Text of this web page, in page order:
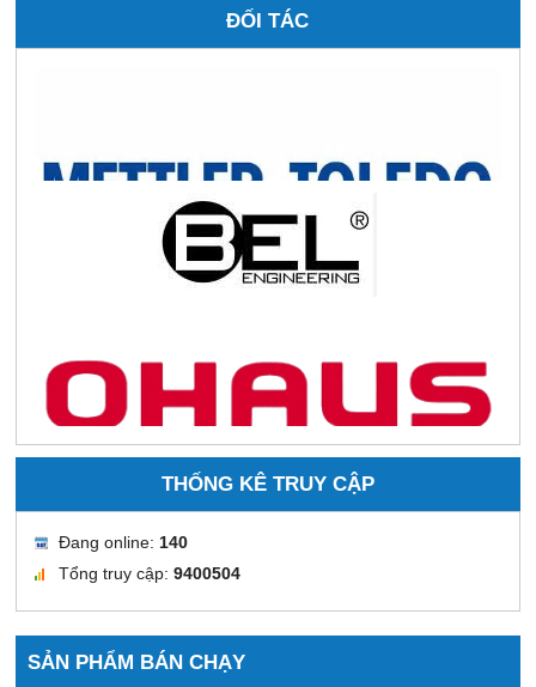
ĐỐI TÁC
THỐNG KÊ TRUY CẬP
Đang online: 140
Tổng truy cập:9400504
SẢN PHẨM BÁN CHẠY